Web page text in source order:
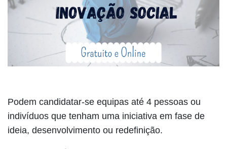
Podem candidatar-se equipas até 4 pessoas ou
indivíduos que tenham uma iniciativa em fase de
ideia, desenvolvimento ou redefinição.